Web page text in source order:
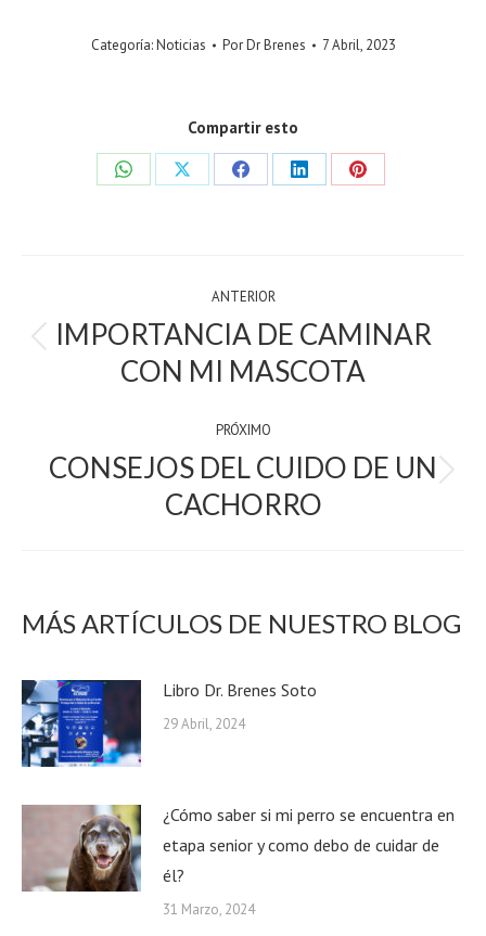
Categoría:Noticias PorDr Brenes 7 Abril, 2023
Compartir esto
Share
Share
Share
Share
Share
NAVIGATION
ANTERIOR
Previous
post:
IMPORTANCIA DE CAMINAR
CON MI MASCOTA
PRÓXIMO
próximo:
CONSEJOS DEL CUIDO DE UN
CACHORRO
MÁS ARTÍCULOS DE NUESTRO BLOG
Libro Dr. Brenes Soto
29 Abril, 2024
¿Cómo saber si mi perro se encuentra en
etapa senior y como debo de cuidar de
él?
31 Marzo, 2024